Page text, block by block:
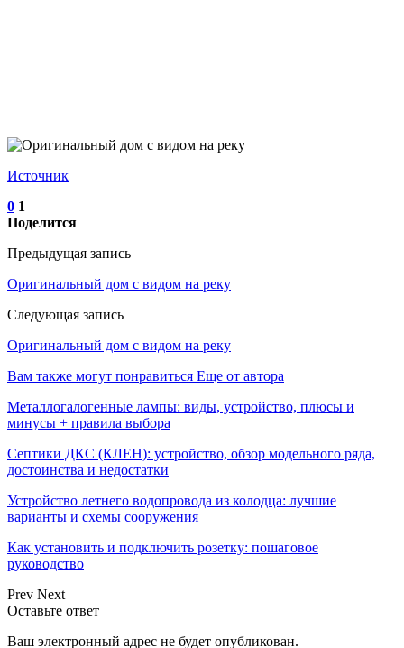
Источник
0 1
Поделится
Предыдущая запись
Оригинальный дом с видом на реку
Следующая запись
Оригинальный дом с видом на реку
Вам также могут понравиться Еще от автора
Металлогалогенные лампы: виды, устройство, плюсы и
минусы + правила выбора
Септики ДКС (КЛЕН): устройство, обзор модельного ряда,
достоинства и недостатки
Устройство летнего водопровода из колодца: лучшие
варианты и схемы сооружения
Как установить и подключить розетку: пошаговое
руководство
Prev Next
Оставьте ответ
Ваш электронный адрес не будет опубликован.